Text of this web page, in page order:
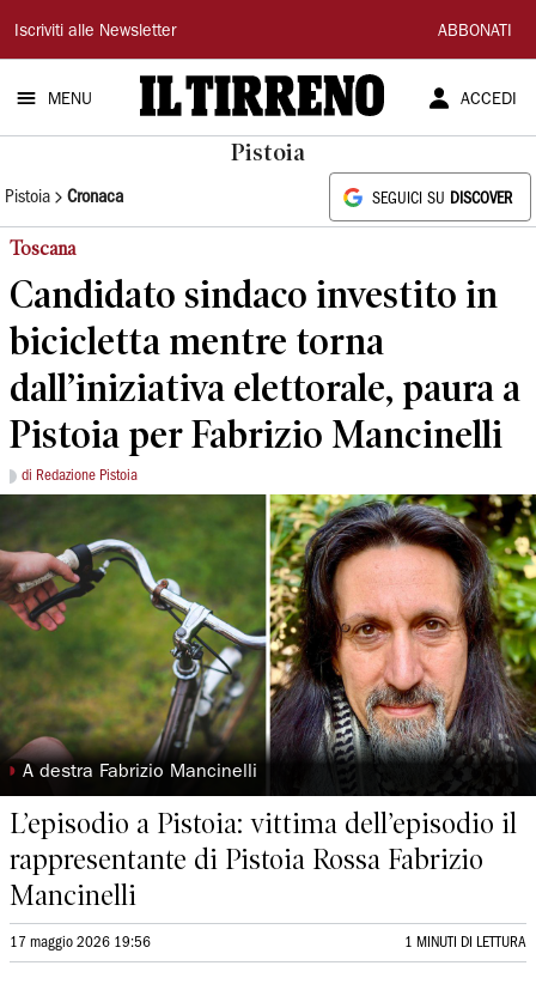
Il
Tirreno
Iscriviti alle Newsletter ABBONATI
MENU ACCEDI
Pistoia
Pistoia Cronaca SEGUICI SU DISCOVER
Toscana
Candidato sindaco investito in
bicicletta mentre torna
dall’iniziativa elettorale, paura a
Pistoia per Fabrizio Mancinelli
di Redazione Pistoia
◗ A destra Fabrizio Mancinelli
L’episodio a Pistoia: vittima dell’episodio il
rappresentante di Pistoia Rossa Fabrizio
Mancinelli
17 maggio 2026 19:56 1 MINUTI DI LETTURA